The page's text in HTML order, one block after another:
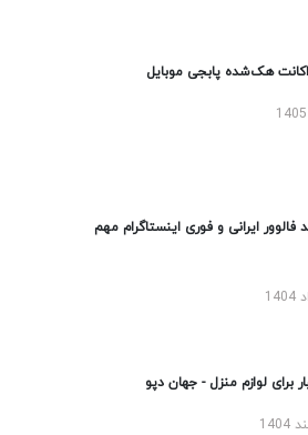
هک‌شده پابجی موبایل
ایرانی و فوری اینستاگرام مهم
برای لوازم منزل - جهان دپو